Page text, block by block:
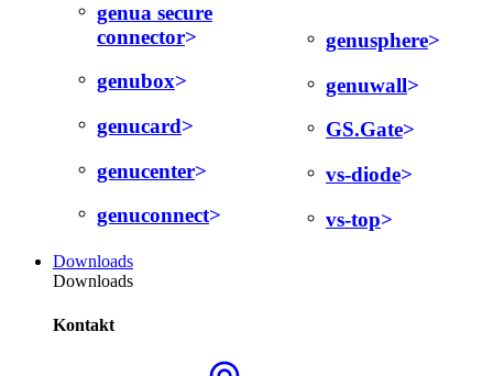
genua secure
connector
genubox
genucard
genucenter
genuconnect
genusphere
genuwall
GS.Gate
vs-diode
vs-top
Downloads
Downloads
Kontakt